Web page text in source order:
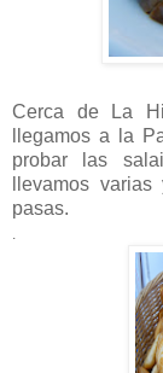
Cerca de La
llegamos a la
probar las
llevamos
pasas.
.